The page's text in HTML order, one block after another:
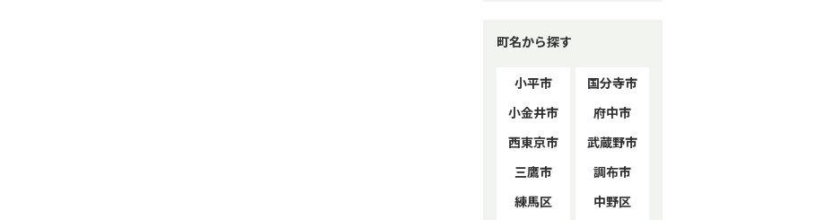
町名から探す
小平市
国分寺市
小金井市
府中市
西東京市
武蔵野市
三鷹市
調布市
練馬区
中野区